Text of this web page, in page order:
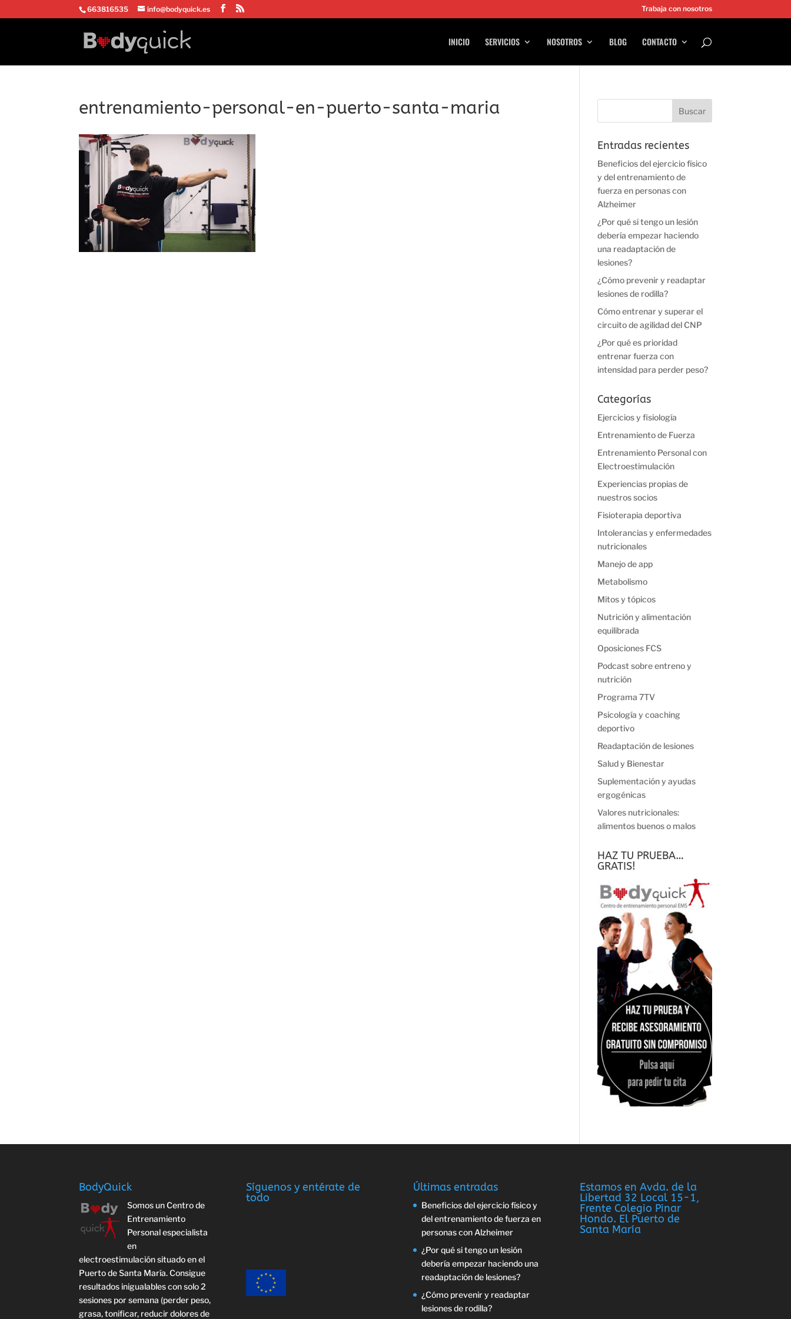
663816535 info@bodyquick.es Trabaja con nosotros
INICIO SERVICIOS NOSOTROS BLOG CONTACTO
entrenamiento-personal-en-puerto-santa-maria
Entradas recientes
Beneficios del ejercicio físico
y del entrenamiento de
fuerza en personas con
Alzheimer
¿Por qué si tengo un lesión
debería empezar haciendo
una readaptación de
lesiones?
¿Cómo prevenir y readaptar
lesiones de rodilla?
Cómo entrenar y superar el
circuito de agilidad del CNP
¿Por qué es prioridad
entrenar fuerza con
intensidad para perder peso?
Categorías
Ejercicios y fisiología
Entrenamiento de Fuerza
Entrenamiento Personal con
Electroestimulación
Experiencias propias de
nuestros socios
Fisioterapia deportiva
Intolerancias y enfermedades
nutricionales
Manejo de app
Metabolismo
Mitos y tópicos
Nutrición y alimentación
equilibrada
Oposiciones FCS
Podcast sobre entreno y
nutrición
Programa 7TV
Psicología y coaching
deportivo
Readaptación de lesiones
Salud y Bienestar
Suplementación y ayudas
ergogénicas
Valores nutricionales:
alimentos buenos o malos
HAZ TU PRUEBA…
GRATIS!
BodyQuick
Somos un Centro de
Entrenamiento
Personal especialista
en
electroestimulación situado en el
Puerto de Santa María. Consigue
resultados inigualables con solo 2
sesiones por semana (perder peso,
grasa, tonificar, reducir dolores de
Síguenos y entérate de
todo
Últimas entradas
Beneficios del ejercicio físico y
del entrenamiento de fuerza en
personas con Alzheimer
¿Por qué si tengo un lesión
debería empezar haciendo una
readaptación de lesiones?
¿Cómo prevenir y readaptar
lesiones de rodilla?
Estamos en Avda. de la
Libertad 32 Local 15-1,
Frente Colegio Pinar
Hondo. El Puerto de
Santa María